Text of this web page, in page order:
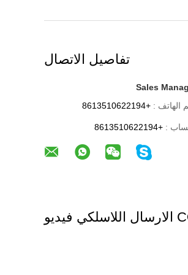
تفاصيل الاتصال
Sales
الهاتف : +8613510622194
:
+8613510622194